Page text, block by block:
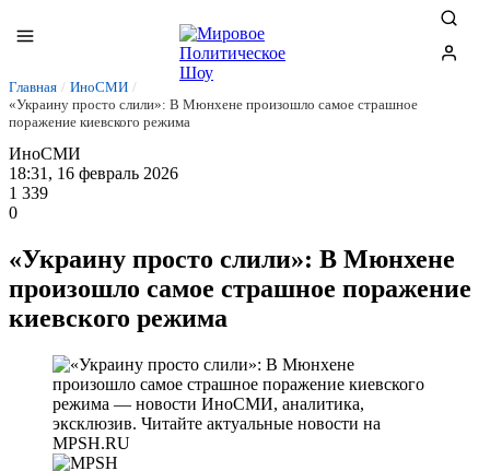
Главная / ИноСМИ /
«Украину просто слили»: В Мюнхене произошло самое страшное
поражение киевского режима
ИноСМИ
18:31, 16 февраль 2026
1 339
0
«Украину просто слили»: В Мюнхене
произошло самое страшное поражение
киевского режима